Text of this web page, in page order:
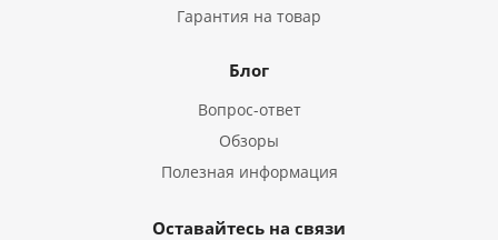
Гарантия на товар
Блог
Вопрос-ответ
Обзоры
Полезная информация
Оставайтесь на связи